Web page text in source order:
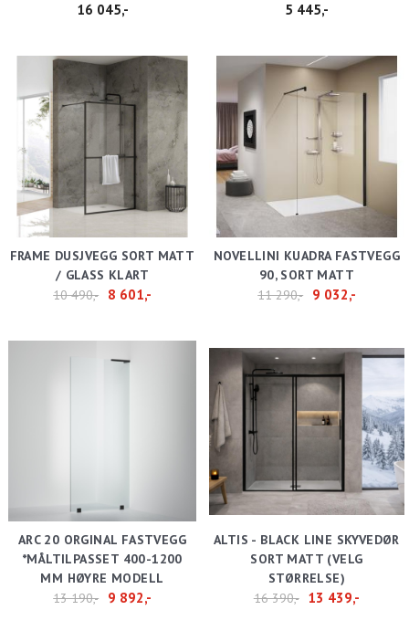
16 045,- 5 445,-
FRAME DUSJVEGG SORT MATT
/ GLASS KLART
10 490,-
8 601,-
NOVELLINI KUADRA FASTVEGG
90, SORT MATT
11 290,-
9 032,-
ARC 20 ORGINAL FASTVEGG
*MÅLTILPASSET 400-1200
MM HØYRE MODELL
13 190,-
9 892,-
ALTIS - BLACK LINE SKYVEDØR
SORT MATT (VELG
STØRRELSE)
16 390,- 13 439,-